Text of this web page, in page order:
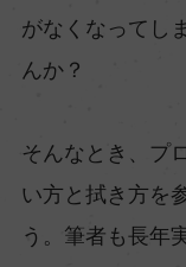
がなくなってし
んか？
そんなとき、プ
い方と拭き方を
う。筆者も長年